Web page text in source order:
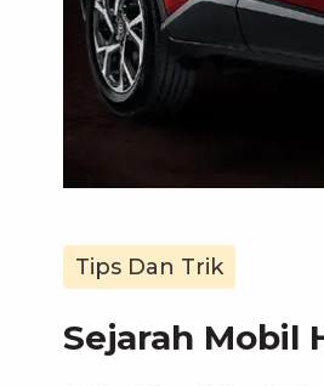
Tips Dan Trik
Sejarah Mobil